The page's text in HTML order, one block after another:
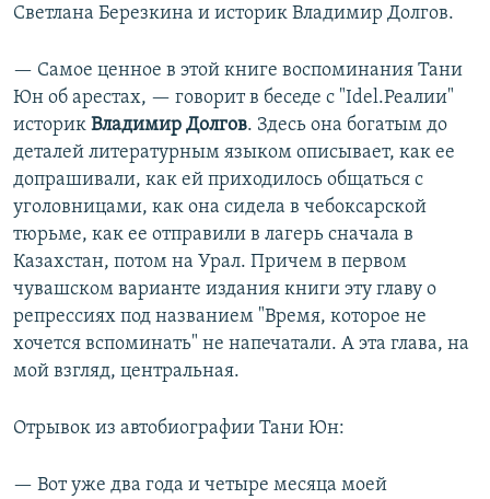
Светлана Березкина и историк Владимир Долгов.
— Самое ценное в этой книге воспоминания Тани
Юн об арестах, — говорит в беседе с "Idel.Реалии"
историк Владимир Долгов. Здесь она богатым до
деталей литературным языком описывает, как ее
допрашивали, как ей приходилось общаться с
уголовницами, как она сидела в чебоксарской
тюрьме, как ее отправили в лагерь сначала в
Казахстан, потом на Урал. Причем в первом
чувашском варианте издания книги эту главу о
репрессиях под названием "Время, которое не
хочется вспоминать" не напечатали. А эта глава, на
мой взгляд, центральная.
Отрывок из автобиографии Тани Юн:
— Вот уже два года и четыре месяца моей